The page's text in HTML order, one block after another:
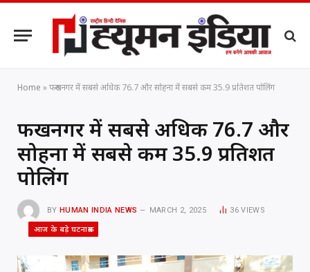
Home »फरुखनगर में सबसे अधिक 76.7 और सोहना में सबसे कम 35.9 प्रतिशत पोलिंग
फरुखनगर में सबसे अधिक 76.7 और
सोहना में सबसे कम 35.9 प्रतिशत
पोलिंग
BY HUMAN INDIA NEWS MARCH 2, 2025 36VIEWS
आज के बड़े घटनाक्रम